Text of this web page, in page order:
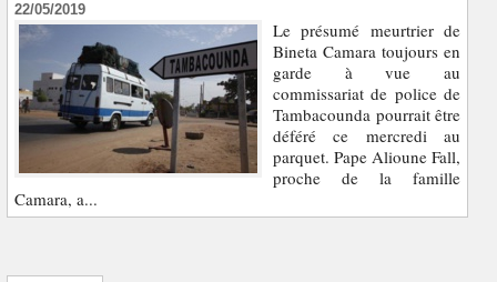
22/05/2019
Le présumé meurtrier de
Bineta Camara toujours en
garde à vue au
commissariat de police de
Tambacounda pourrait être
déféré ce mercredi au
parquet. Pape Alioune Fall,
proche de la famille
Camara, a...